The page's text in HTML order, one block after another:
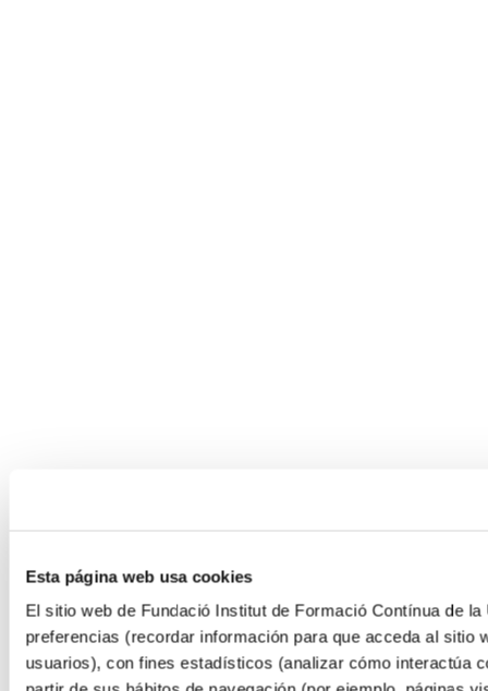
Esta página web usa cookies
El sitio web de Fundació Institut de Formació Contínua de
preferencias (recordar información para que acceda al
usuarios), con fines estadísticos (analizar cómo interactúa